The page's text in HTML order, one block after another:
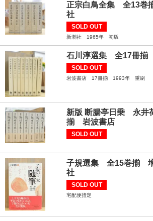
正宗白鳥全集 全13巻
社
SOLD OUT
新潮社 1965年 初版
石川淳選集 全17冊揃
SOLD OUT
岩波書店 17冊揃 1993年 重刷
新版 断腸亭日乗 永
揃 岩波書店
SOLD OUT
子規選集 全15巻揃
社
SOLD OUT
宅配便指定